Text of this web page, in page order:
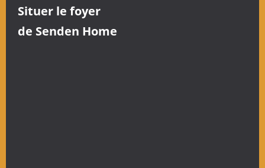
Situer le foyer
de Senden Home